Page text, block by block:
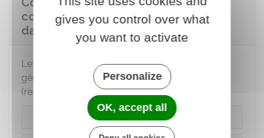
congé de transition professionelle
dans la FPE ?
Les règles varient selon la nature du fait
générateur entrainant la mise en place du congé
(restructuration de service ou autres cas) :
Restructuration de service
gives you control over what
you want to activate
Personalize
OK, accept all